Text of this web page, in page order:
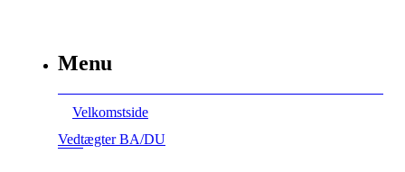
Menu
Velkomstside
Vedtægter BA/DU